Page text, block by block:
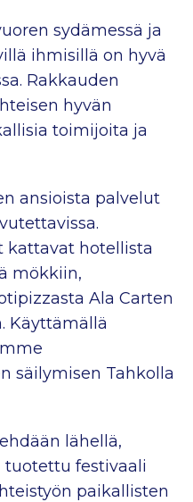
sydämessä ja
ihmisillä on hyvä
Rakkauden
hyvän
toimijoita ja
ansioista palvelut
kattavat hotellista
mökkiin,
Ala Carten
Käyttämällä
säilymisen Tahkolla
lähellä,
tuotettu festivaali
paikallisten